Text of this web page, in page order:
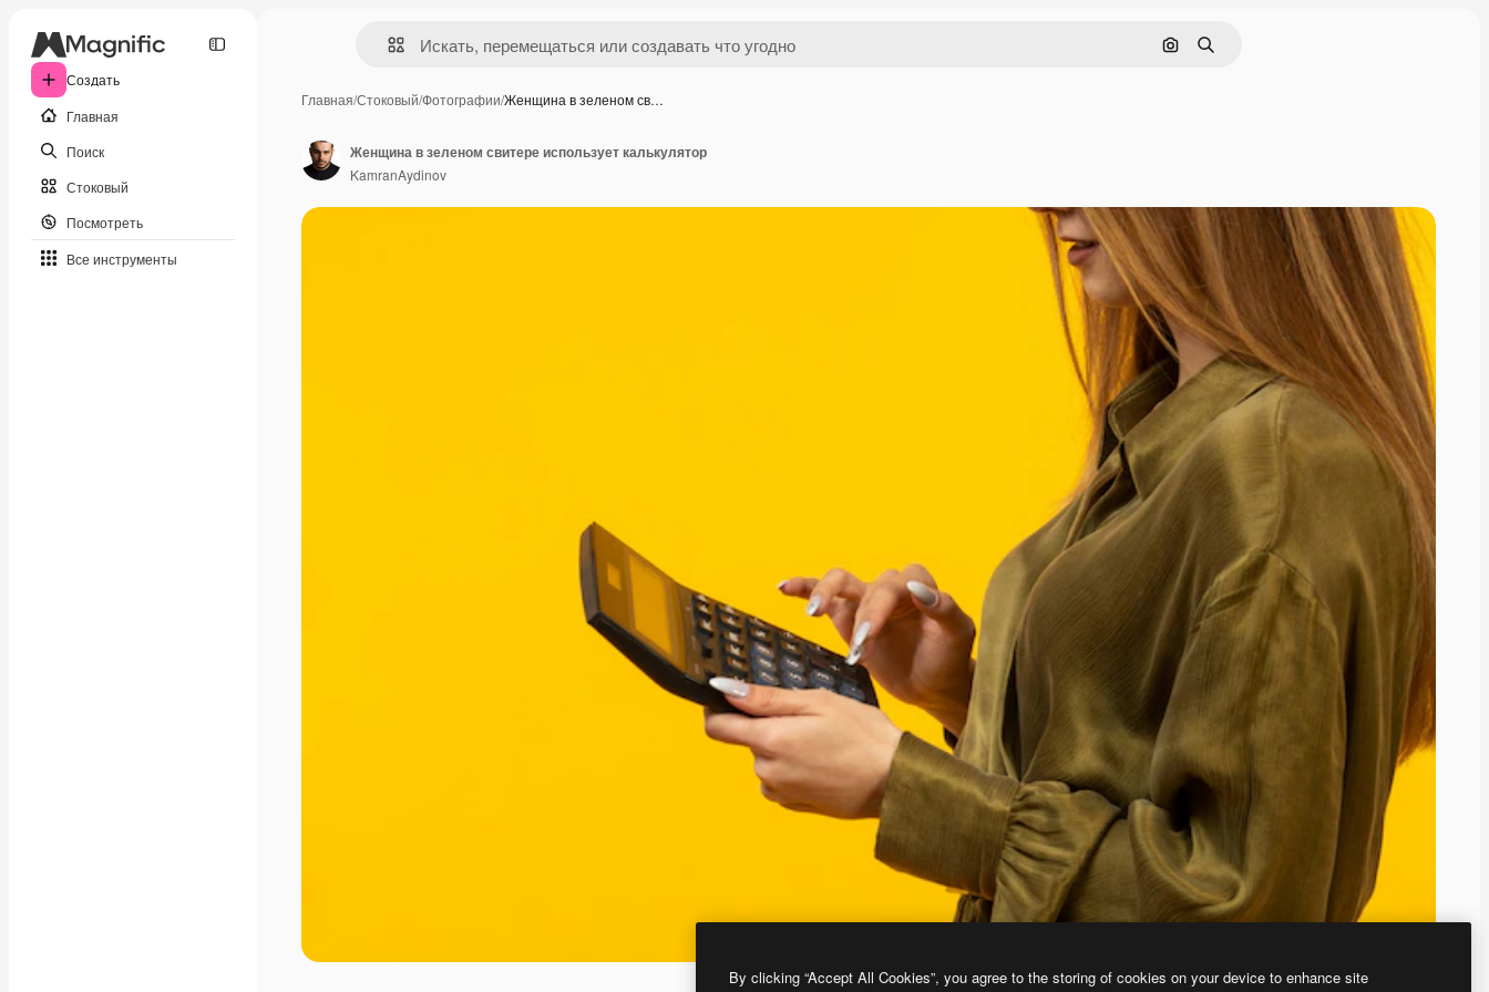
Создать
Главная
Поиск
Стоковый
Посмотреть
Все инструменты
Поиск по изображению
Поиск
Главная/Стоковый/Фотографии/Женщина в зеленом св…
Женщина в зеленом свитере использует калькулятор
KamranAydinov
By clicking “Accept All Cookies”, you agree to the storing of cookies on your device to enhance site